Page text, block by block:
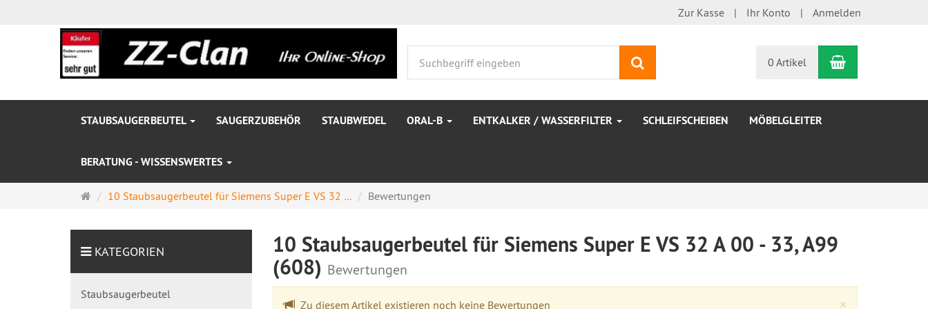
Zur Kasse Ihr Konto Anmelden
0 Artikel Warenkorb
STAUBSAUGERBEUTEL SAUGERZUBEHÖR STAUBWEDEL ORAL-B ENTKALKER / WASSERFILTER SCHLEIFSCHEIBEN MÖBELGLEITER
BERATUNG - WISSENSWERTES
Startseite
10 Staubsaugerbeutel für Siemens Super E VS 32 ... Bewertungen
10 Staubsaugerbeutel für Siemens Super E VS 32 A 00 - 33, A99
(608) Bewertungen
×
Zu diesem Artikel existieren noch keine Bewertungen
KATEGORIEN
Staubsaugerbeutel